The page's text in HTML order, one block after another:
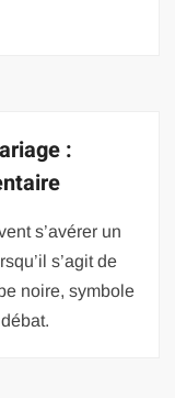
:
s’avérer un
s’agit de
noire, symbole